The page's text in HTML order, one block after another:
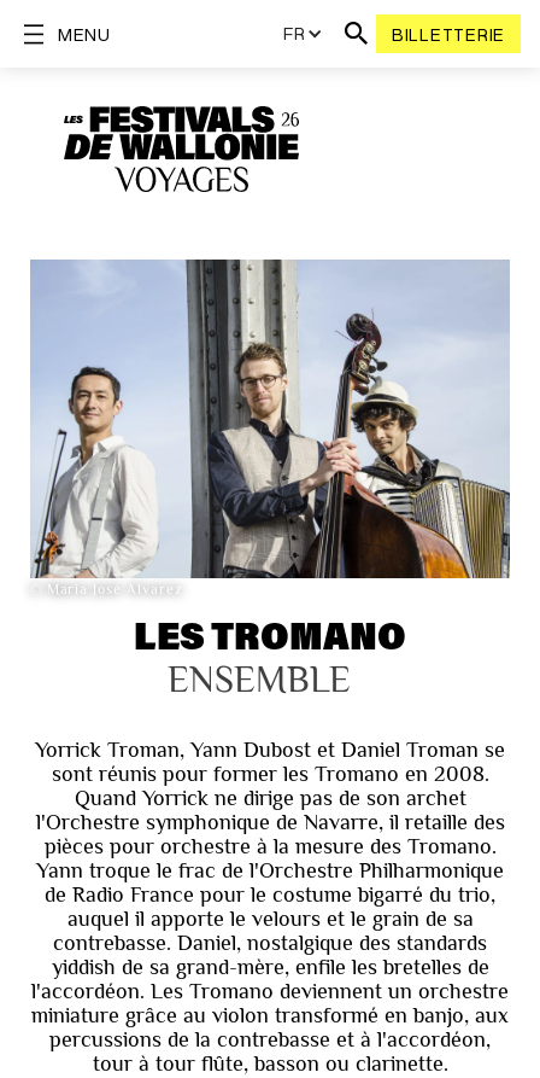
FR BILLETTERIE
MENU
© Maria José Alvarez
LES TROMANO
ENSEMBLE
Yorrick Troman, Yann Dubost et Daniel Troman se
sont réunis pour former les Tromano en 2008.
Quand Yorrick ne dirige pas de son archet
l'Orchestre symphonique de Navarre, il retaille des
pièces pour orchestre à la mesure des Tromano.
Yann troque le frac de l'Orchestre Philharmonique
de Radio France pour le costume bigarré du trio,
auquel il apporte le velours et le grain de sa
contrebasse. Daniel, nostalgique des standards
yiddish de sa grand-mère, enfile les bretelles de
l'accordéon. Les Tromano deviennent un orchestre
miniature grâce au violon transformé en banjo, aux
percussions de la contrebasse et à l'accordéon,
tour à tour flûte, basson ou clarinette.